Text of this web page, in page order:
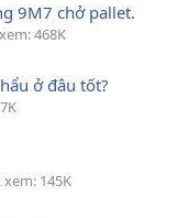
9M7 chở pallet.
468K
ở đâu tốt?
145K